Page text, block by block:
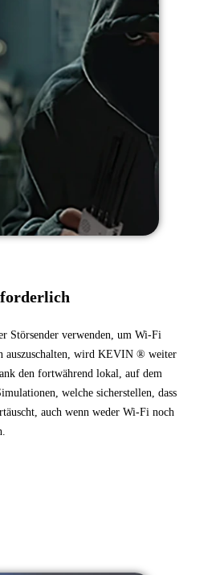
Störsender verwenden, um Wi-Fi
auszuschalten, wird KEVIN ® weiter
den fortwährend lokal, auf dem
welche sicherstellen, dass
auch wenn weder Wi-Fi noch